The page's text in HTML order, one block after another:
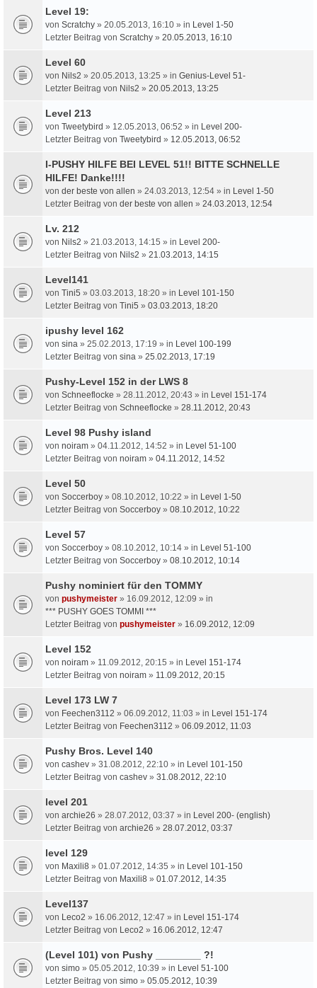
Level 19:
von Scratchy » 20.05.2013, 16:10 » in Level 1-50
Letzter Beitrag von Scratchy » 20.05.2013, 16:10
Level 60
von Nils2 » 20.05.2013, 13:25 » in Genius-Level 51-
Letzter Beitrag von Nils2 » 20.05.2013, 13:25
Level 213
von Tweetybird » 12.05.2013, 06:52 » in Level 200-
Letzter Beitrag von Tweetybird » 12.05.2013, 06:52
I-PUSHY HILFE BEI LEVEL 51!! BITTE SCHNELLE
HILFE! Danke!!!!
von der beste von allen » 24.03.2013, 12:54 » in Level 1-50
Letzter Beitrag von der beste von allen » 24.03.2013, 12:54
Lv. 212
von Nils2 » 21.03.2013, 14:15 » in Level 200-
Letzter Beitrag von Nils2 » 21.03.2013, 14:15
Level141
von Tini5 » 03.03.2013, 18:20 » in Level 101-150
Letzter Beitrag von Tini5 » 03.03.2013, 18:20
ipushy level 162
von sina » 25.02.2013, 17:19 » in Level 100-199
Letzter Beitrag von sina » 25.02.2013, 17:19
Pushy-Level 152 in der LWS 8
von Schneeflocke » 28.11.2012, 20:43 » in Level 151-174
Letzter Beitrag von Schneeflocke » 28.11.2012, 20:43
Level 98 Pushy island
von noiram » 04.11.2012, 14:52 » in Level 51-100
Letzter Beitrag von noiram » 04.11.2012, 14:52
Level 50
von Soccerboy » 08.10.2012, 10:22 » in Level 1-50
Letzter Beitrag von Soccerboy » 08.10.2012, 10:22
Level 57
von Soccerboy » 08.10.2012, 10:14 » in Level 51-100
Letzter Beitrag von Soccerboy » 08.10.2012, 10:14
Pushy nominiert für den TOMMY
von pushymeister » 16.09.2012, 12:09 » in
*** PUSHY GOES TOMMI ***
Letzter Beitrag von pushymeister » 16.09.2012, 12:09
Level 152
von noiram » 11.09.2012, 20:15 » in Level 151-174
Letzter Beitrag von noiram » 11.09.2012, 20:15
Level 173 LW 7
von Feechen3112 » 06.09.2012, 11:03 » in Level 151-174
Letzter Beitrag von Feechen3112 » 06.09.2012, 11:03
Pushy Bros. Level 140
von cashev » 31.08.2012, 22:10 » in Level 101-150
Letzter Beitrag von cashev » 31.08.2012, 22:10
level 201
von archie26 » 28.07.2012, 03:37 » in Level 200- (english)
Letzter Beitrag von archie26 » 28.07.2012, 03:37
level 129
von Maxili8 » 01.07.2012, 14:35 » in Level 101-150
Letzter Beitrag von Maxili8 » 01.07.2012, 14:35
Level137
von Leco2 » 16.06.2012, 12:47 » in Level 151-174
Letzter Beitrag von Leco2 » 16.06.2012, 12:47
(Level 101) von Pushy ________ ?!
von simo » 05.05.2012, 10:39 » in Level 51-100
Letzter Beitrag von simo » 05.05.2012, 10:39